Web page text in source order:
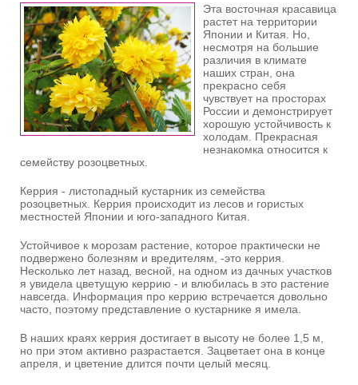
Эта восточная красавица
растет на территории
Японии и Китая. Но,
несмотря на большие
различия в климате
наших стран, она
прекрасно себя
чувствует на просторах
России и демонстрирует
хорошую устойчивость к
холодам. Прекрасная
незнакомка относится к
семейству розоцветных.
Керрия - листопадный кустарник из семейства
розоцветных. Керрия происходит из лесов и гористых
местностей Японии и юго-западного Китая.
Устойчивое к морозам растение, которое практически не
подвержено болезням и вредителям, -это керрия.
Несколько лет назад, весной, на одном из дачных участков
я увидела цветущую керрию - и влюбилась в это растение
навсегда. Информация про керрию встречается довольно
часто, поэтому представление о кустарнике я имела.
В наших краях керрия достигает в высоту не более 1,5 м,
но при этом активно разрастается. Зацветает она в конце
апреля, и цветение длится почти целый месяц.